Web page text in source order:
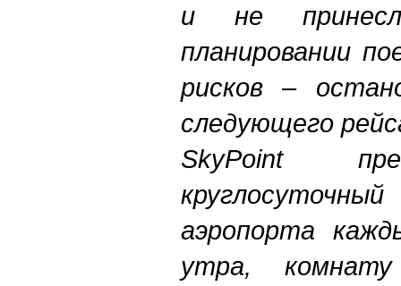
и не
планировании
рисков –
следующего
SkyPoint
аэропорта
утра,